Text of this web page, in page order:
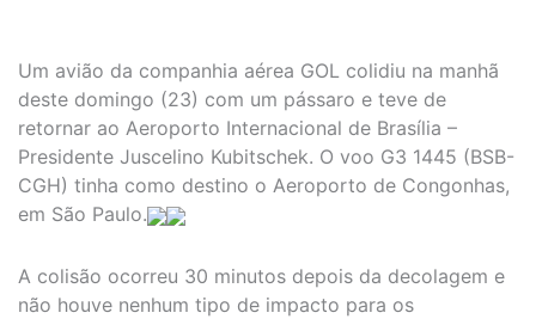
Um avião da companhia aérea GOL colidiu na manhã
deste domingo (23) com um pássaro e teve de
retornar ao Aeroporto Internacional de Brasília –
Presidente Juscelino Kubitschek. O voo G3 1445 (BSB-
CGH) tinha como destino o Aeroporto de Congonhas,
em São Paulo.
A colisão ocorreu 30 minutos depois da decolagem e
não houve nenhum tipo de impacto para os